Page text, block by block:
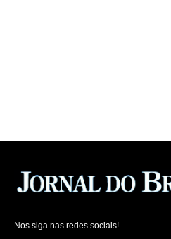
Nos siga nas redes sociais!